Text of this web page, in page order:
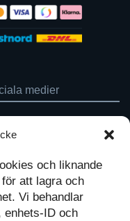
och liknande
att lagra och
Vi behandlar
enhets-ID och
medier
på Instagram
på LinkedIn